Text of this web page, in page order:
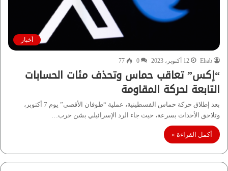
أخبار
Ehab 12 أكتوبر، 2023 0
77
“إكس” تعاقب حماس وتحذف مئات الحسابات
التابعة لحركة المقاومة
بعد إطلاق حركة حماس الفسطينية، عملية “طوفان الأقصى” يوم 7 أكتوبر،
وتلاحق الأحداث بسرعة، حيث جاء الرد الإسرائيلي بشن حرب…
أكمل القراءة »